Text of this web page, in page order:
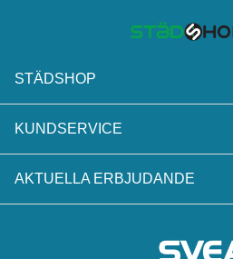
STÄDSHOP
KUNDSERVICE
AKTUELLA ERBJUDANDE